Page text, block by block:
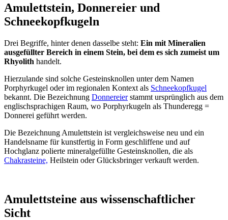
Amulettstein, Donnereier und
Schneekopfkugeln
Drei Begriffe, hinter denen dasselbe steht: Ein mit Mineralien
ausgefüllter Bereich in einem Stein, bei dem es sich zumeist um
Rhyolith handelt.
Hierzulande sind solche Gesteinsknollen unter dem Namen
Porphyrkugel oder im regionalen Kontext als Schneekopfkugel
bekannt. Die Bezeichnung Donnereierstammt ursprünglich aus dem
englischsprachigen Raum, wo Porphyrkugeln als Thunderegg =
Donnerei geführt werden.
Die Bezeichnung Amulettstein ist vergleichsweise neu und ein
Handelsname für kunstfertig in Form geschliffene und auf
Hochglanz polierte mineralgefüllte Gesteinsknollen, die als
Chakrasteine, Heilstein oder Glücksbringer verkauft werden.
Amulettsteine aus wissenschaftlicher
Sicht